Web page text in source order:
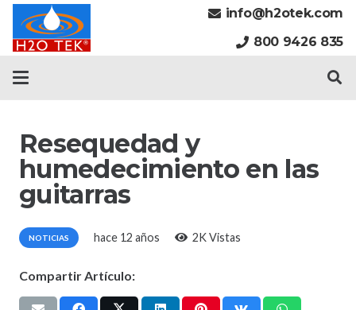
info@h2otek.com
800 9426 835
Resequedad y
humedecimiento en las
guitarras
NOTICIAS hace 12 años 2KVistas
Compartir Artículo: